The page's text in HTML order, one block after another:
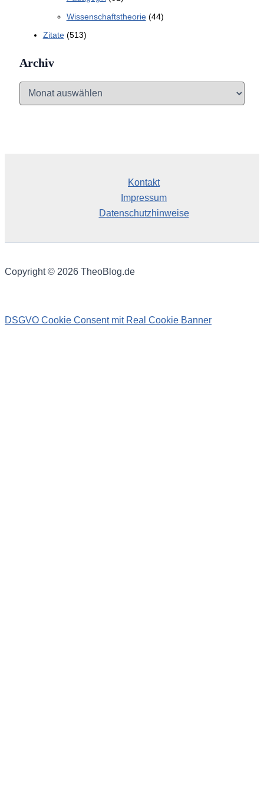
Wissenschaftstheorie(44)
Zitate(513)
Archiv
Kontakt
Impressum
Datenschutzhinweise
Copyright © 2026 TheoBlog.de
DSGVO Cookie Consent mit Real Cookie Banner